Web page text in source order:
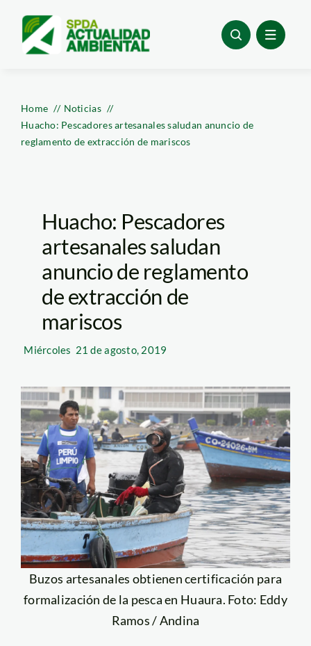
content
Home
Noticias
Huacho: Pescadores artesanales saludan anuncio de
reglamento de extracción de mariscos
Huacho: Pescadores
artesanales saludan
anuncio de reglamento
de extracción de
mariscos
Miércoles 21 de agosto, 2019
Buzos artesanales obtienen certificación para
formalización de la pesca en Huaura. Foto: Eddy
Ramos / Andina